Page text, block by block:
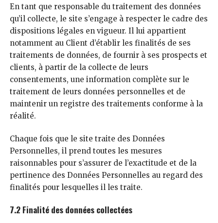
En tant que responsable du traitement des données
qu’il collecte, le site s’engage à respecter le cadre des
dispositions légales en vigueur. Il lui appartient
notamment au Client d’établir les finalités de ses
traitements de données, de fournir à ses prospects et
clients, à partir de la collecte de leurs
consentements, une information complète sur le
traitement de leurs données personnelles et de
maintenir un registre des traitements conforme à la
réalité.
Chaque fois que le site traite des Données
Personnelles, il prend toutes les mesures
raisonnables pour s’assurer de l’exactitude et de la
pertinence des Données Personnelles au regard des
finalités pour lesquelles il les traite.
7.2 Finalité des données collectées